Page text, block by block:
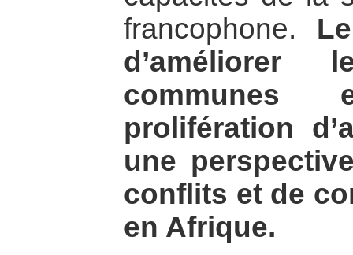
francophone.
d’améliorer
prolifération
une
conflits et de
en Afrique.